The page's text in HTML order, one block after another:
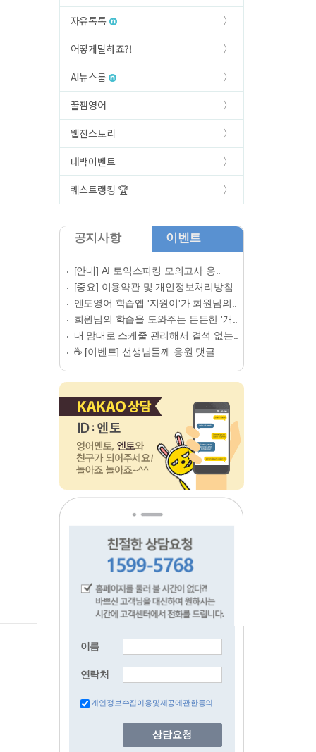
자유톡톡
어떻게말하죠?!
AI뉴스룸
꿀잼영어
웹진스토리
대박이벤트
퀘스트랭킹 🏆
공지사항 이벤트
[안내] AI 토익스피킹 모의고사 응..
[중요] 이용약관 및 개인정보처리방침..
엔토영어 학습앱 '지원이'가 회원님의..
회원님의 학습을 도와주는 든든한 '개..
내 맘대로 스케줄 관리해서 결석 없는..
☕ [이벤트] 선생님들께 응원 댓글 ..
이름
연락처
개인정보수집이용및제공에관한동의
상담요청